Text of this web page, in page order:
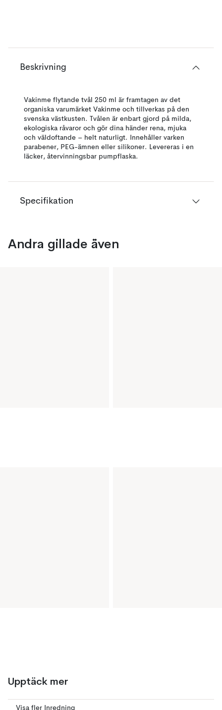
Beskrivning
Vakinme flytande tvål 250 ml är framtagen av det
organiska varumärket Vakinme och tillverkas på den
svenska västkusten. Tvålen är enbart gjord på milda,
ekologiska råvaror och gör dina händer rena, mjuka
och väldoftande – helt naturligt. Innehåller varken
parabener, PEG-ämnen eller silikoner. Levereras i en
läcker, återvinningsbar pumpflaska.
Specifikation
Andra gillade även
Upptäck mer
Visa fler Inredning